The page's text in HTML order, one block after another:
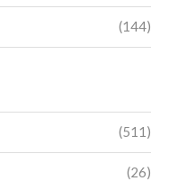
(144)
(511)
(26)